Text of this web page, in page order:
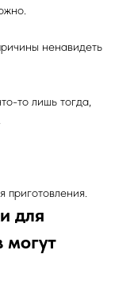
ненавидеть
то лишь тогда,
приготовления.
для
могут